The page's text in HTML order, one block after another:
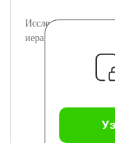
Исследование
иерархией.